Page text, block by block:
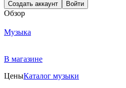
Создать аккаунт Войти
Обзор
Музыка
В магазине
ЦеныКаталог музыки